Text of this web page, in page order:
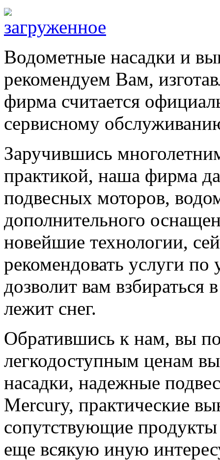
Водометные насадки и
рекомендуем Вам,
фирма считается
сервисному
Заручившись
практикой, наша фирма
подвесных моторов,
дополнительного
новейшие технологии,
рекомендовать услуги
дозволит вам взбираться
лежит снег.
Обратившись к нам, вы
легкодоступным ценам
насадки, надежные
Mercury, практические
сопутствующие продукты
еще всякую иную